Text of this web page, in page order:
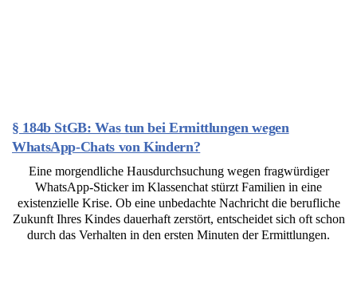
§ 184b StGB: Was tun bei Ermittlungen wegen
WhatsApp-Chats von Kindern?
Eine morgendliche Hausdurchsuchung wegen fragwürdiger
WhatsApp-Sticker im Klassenchat stürzt Familien in eine
existenzielle Krise. Ob eine unbedachte Nachricht die berufliche
Zukunft Ihres Kindes dauerhaft zerstört, entscheidet sich oft schon
durch das Verhalten in den ersten Minuten der Ermittlungen.